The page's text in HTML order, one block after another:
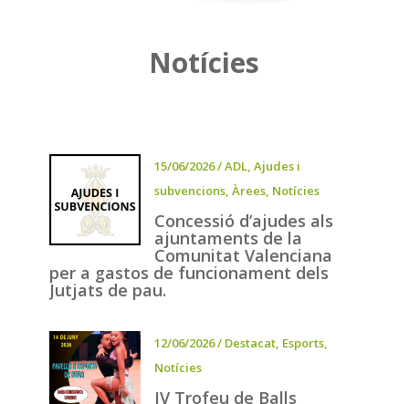
Notícies
15/06/2026/ADL, Ajudes i
subvencions, Àrees, Notícies
Concessió d’ajudes als
ajuntaments de la
Comunitat Valenciana
per a gastos de funcionament dels
Jutjats de pau.
12/06/2026/ Destacat, Esports,
Notícies
IV Trofeu de Balls